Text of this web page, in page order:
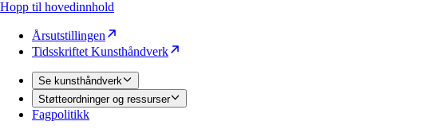
Hopp til hovedinnhold
Årsutstillingen
Tidsskriftet Kunsthåndverk
Se kunsthåndverk
Støtteordninger og ressurser
Fagpolitikk